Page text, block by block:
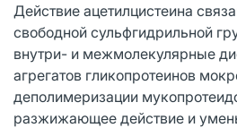
Действие ацетилцистеина
свободной сульфгидрильной
внутри- и межмолекулярные
агрегатов гликопротеинов
деполимеризации
разжижающее действие и